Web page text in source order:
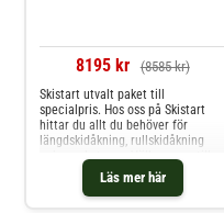
8195 kr (8585 kr)
Läs mer här
Skistart utvalt paket till
specialpris. Hos oss på Skistart
hittar du allt du behöver för
längdskidåkning, rullskidåkning
och mycket mer. Välkommen till